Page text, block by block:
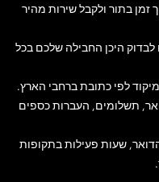
זמן בתור ולקבל שירות מהיר
לבדוק היכן החבילה שלכם בכל
לפי כתובת ברחבי הארץ.
תשלומים, העברות כספים
הדואר, שעות פעילות בתקופות